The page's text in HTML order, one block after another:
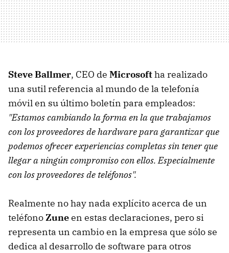
Steve Ballmer, CEO de Microsoftha realizado
una sutil referencia al mundo de la telefonía
móvil en su último boletín para empleados:
"Estamos cambiando la forma en la que trabajamos
con los proveedores de hardware para garantizar que
podemos ofrecer experiencias completas sin tener que
llegar a ningún compromiso con ellos. Especialmente
con los proveedores de teléfonos".
Realmente no hay nada explícito acerca de un
teléfonoZuneen estas declaraciones, pero si
representa un cambio en la empresa que sólo se
dedica al desarrollo de software para otros